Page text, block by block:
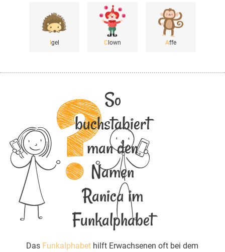
gel C lown Affe
So
buchstabiert
man den
Namen
Ranica im
Funkalphabet
Das Funkalphabet hilft Erwachsenen oft bei dem